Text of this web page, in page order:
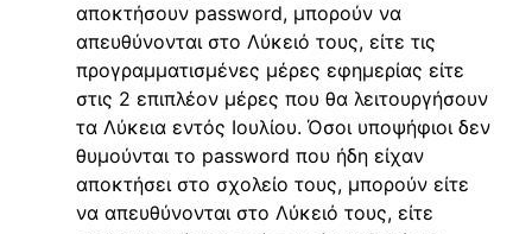
αποκτήσουν password, μπορούν να
απευθύνονται στο Λύκειό τους, είτε τις
προγραμματισμένες μέρες εφημερίας είτε
στις 2 επιπλέον μέρες που θα λειτουργήσουν
τα Λύκεια εντός Ιουλίου. Όσοι υποψήφιοι δεν
θυμούνται το password που ήδη είχαν
αποκτήσει στο σχολείο τους, μπορούν είτε
να απευθύνονται στο Λύκειό τους, είτε